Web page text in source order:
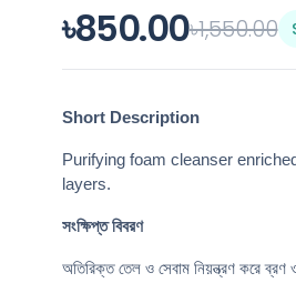
৳850.00৳1,550.00
Short Description
Purifying foam cleanser
layers.
সংক্ষিপ্ত বিবরণ
অতিরিক্ত তেল ও সেবাম নিয়ন্ত্রণ করে ব্রণ